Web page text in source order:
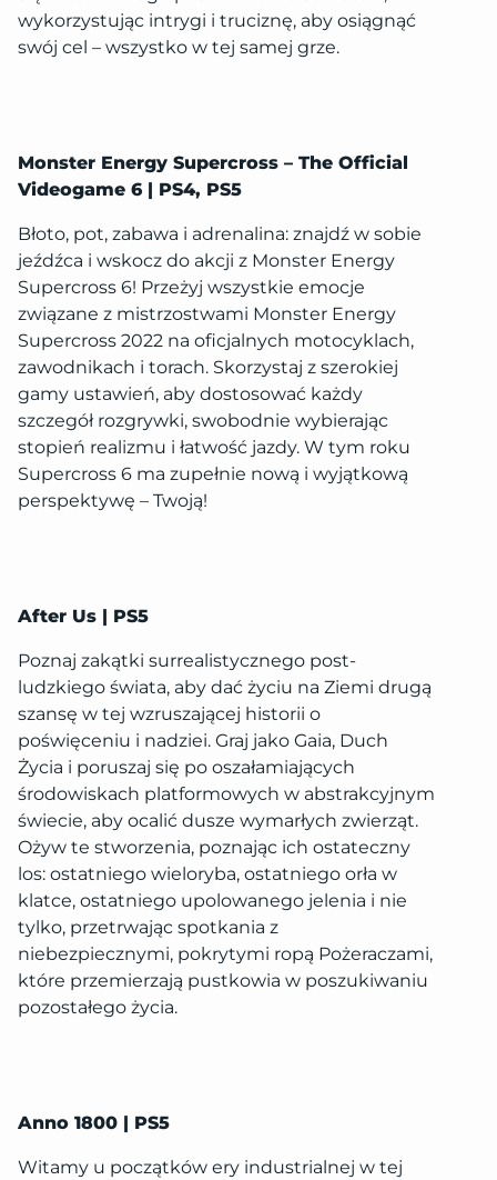
wykorzystując intrygi i truciznę, aby osiągnąć
swój cel – wszystko w tej samej grze.
Monster Energy Supercross – The Official
Videogame 6 | PS4, PS5
Błoto, pot, zabawa i adrenalina: znajdź w sobie
jeźdźca i wskocz do akcji z Monster Energy
Supercross 6! Przeżyj wszystkie emocje
związane z mistrzostwami Monster Energy
Supercross 2022 na oficjalnych motocyklach,
zawodnikach i torach. Skorzystaj z szerokiej
gamy ustawień, aby dostosować każdy
szczegół rozgrywki, swobodnie wybierając
stopień realizmu i łatwość jazdy. W tym roku
Supercross 6 ma zupełnie nową i wyjątkową
perspektywę – Twoją!
After Us | PS5
Poznaj zakątki surrealistycznego post-
ludzkiego świata, aby dać życiu na Ziemi drugą
szansę w tej wzruszającej historii o
poświęceniu i nadziei. Graj jako Gaia, Duch
Życia i poruszaj się po oszałamiających
środowiskach platformowych w abstrakcyjnym
świecie, aby ocalić dusze wymarłych zwierząt.
Ożyw te stworzenia, poznając ich ostateczny
los: ostatniego wieloryba, ostatniego orła w
klatce, ostatniego upolowanego jelenia i nie
tylko, przetrwając spotkania z
niebezpiecznymi, pokrytymi ropą Pożeraczami,
które przemierzają pustkowia w poszukiwaniu
pozostałego życia.
Anno 1800 | PS5
Witamy u początków ery industrialnej w tej